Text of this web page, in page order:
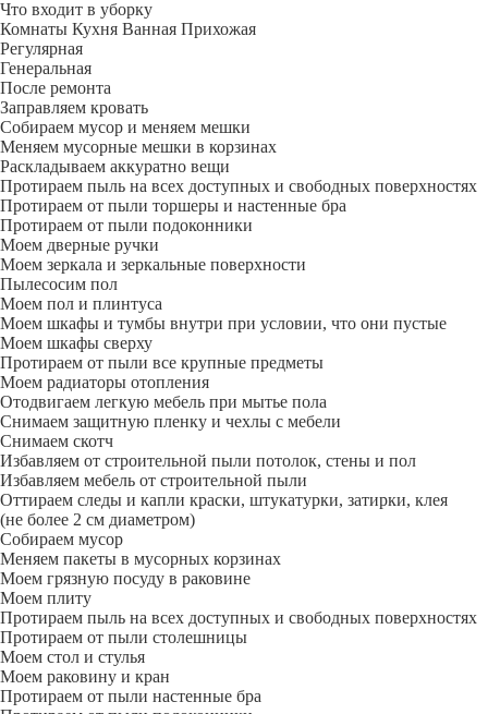
Что входит в уборку
Регу­лярная
Гене­ральная
После ремонта
Заправляем кровать
Собираем мусор и меняем мешки
Меняем мусорные мешки в корзинах
Раскладываем аккуратно вещи
Протираем пыль на всех доступных и свободных поверхностях
Протираем от пыли торшеры и настенные бра
Протираем от пыли подоконники
Моем дверные ручки
Моем зеркала и зеркальные поверхности
Пылесосим пол
Моем пол и плинтуса
Моем шкафы и тумбы внутри при условии, что они пустые
Моем шкафы сверху
Протираем от пыли все крупные предметы
Моем радиаторы отопления
Отодвигаем легкую мебель при мытье пола
Снимаем защитную пленку и чехлы с мебели
Снимаем скотч
Избавляем от строительной пыли потолок, стены и пол
Избавляем мебель от строительной пыли
Оттираем следы и капли краски, штукатурки, затирки, клея
(не более 2 см диаметром)
Собираем мусор
Меняем пакеты в мусорных корзинах
Моем грязную посуду в раковине
Моем плиту
Протираем пыль на всех доступных и свободных поверхностях
Протираем от пыли столешницы
Моем стол и стулья
Моем раковину и кран
Протираем от пыли настенные бра